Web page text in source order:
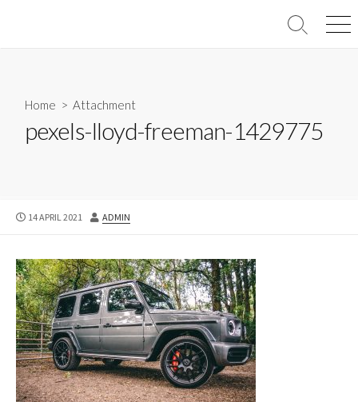
content
Search
Home > Attachment
pexels-lloyd-freeman-1429775
PUBLISHED
14 APRIL 2021 AUTHOR
ADMIN